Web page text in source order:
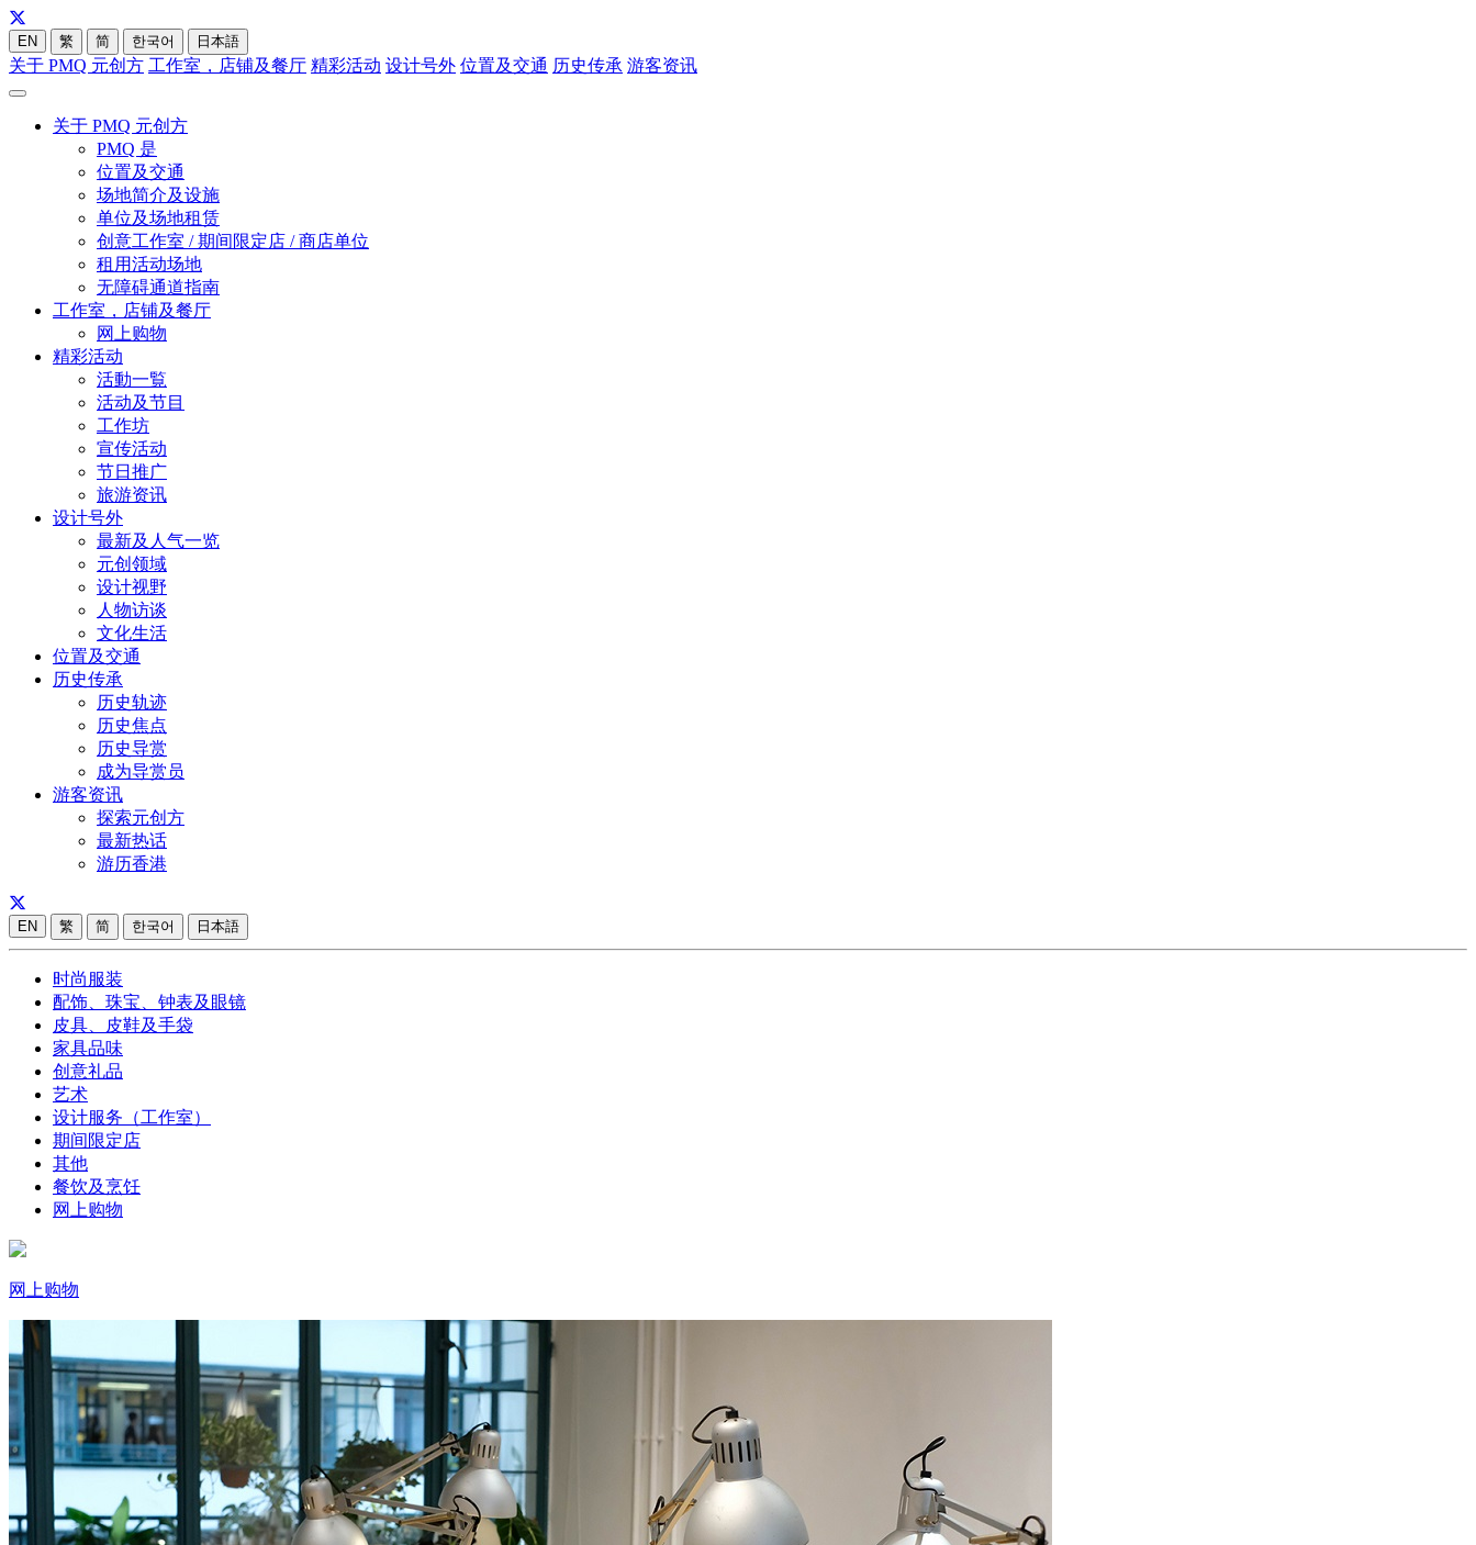
EN 繁 简 한국어 日本語
关于 PMQ 元创方 工作室，店铺及餐厅 精彩活动 设计号外 位置及交通 历史传承 游客资讯
关于 PMQ 元创方
PMQ 是
位置及交通
场地简介及设施
单位及场地租赁
创意工作室 / 期间限定店 / 商店单位
租用活动场地
无障碍通道指南
工作室，店铺及餐厅
网上购物
精彩活动
活動一覧
活动及节目
工作坊
宣传活动
节日推广
旅游资讯
设计号外
最新及人气一览
元创领域
设计视野
人物访谈
文化生活
位置及交通
历史传承
历史轨迹
历史焦点
历史导赏
成为导赏员
游客资讯
探索元创方
最新热话
游历香港
EN 繁 简 한국어 日本語
时尚服装
配饰、珠宝、钟表及眼镜
皮具、皮鞋及手袋
家具品味
创意礼品
艺术
设计服务（工作室）
期间限定店
其他
餐饮及烹饪
网上购物
网上购物